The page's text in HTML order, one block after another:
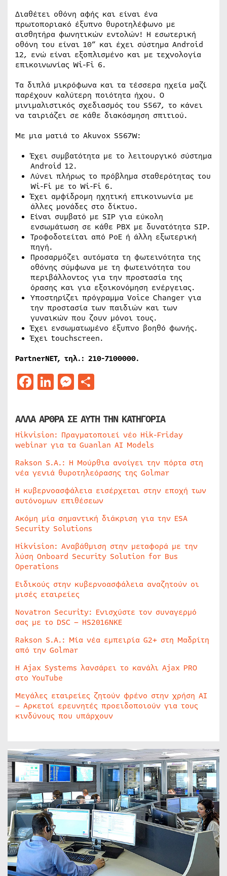
Διαθέτει οθόνη αφής και είναι ένα
πρωτοποριακό έξυπνο θυροτηλέφωνο με
αισθητήρα φωνητικών εντολών! Η εσωτερική
οθόνη του είναι 10” και έχει σύστημα Android
12, ενώ είναι εξοπλισμένο και με τεχνολογία
επικοινωνίας Wi-Fi 6.
Τα διπλά μικρόφωνα και τα τέσσερα ηχεία μαζί
παρέχουν καλύτερη ποιότητα ήχου. Ο
μινιμαλιστικός σχεδιασμός του S567, το κάνει
να ταιριάζει σε κάθε διακόσμηση σπιτιού.
Με μια ματιά το Akuvox S567W:
Έχει συμβατότητα με το λειτουργικό σύστημα
Android 12.
Λύνει πλήρως το πρόβλημα σταθερότητας του
Wi-Fi με το Wi-Fi 6.
Έχει αμφίδρομη ηχητική επικοινωνία με
άλλες μονάδες στο δίκτυο.
Είναι συμβατό με SIP για εύκολη
ενσωμάτωση σε κάθε PBX με δυνατότητα SIP.
Τροφοδοτείται από PoE ή άλλη εξωτερική
πηγή.
Προσαρμόζει αυτόματα τη φωτεινότητα της
οθόνης σύμφωνα με τη φωτεινότητα του
περιβάλλοντος για την προστασία της
όρασης και για εξοικονόμηση ενέργειας.
Υποστηρίζει πρόγραμμα Voice Changer για
την προστασία των παιδιών και των
γυναικών που ζουν μόνοι τους.
Έχει ενσωματωμένο έξυπνο βοηθό φωνής.
Έχει touchscreen.
PartnerNET, τηλ.: 210-7100000.
Facebook
LinkedIn
Messenger
ΑΛΛΑ ΑΡΘΡΑ ΣΕ ΑΥΤΗ ΤΗΝ ΚΑΤΗΓΟΡΙΑ
Hikvision: Πραγματοποιεί νέο Hik-Friday
webinar για τα Guanlan AI Models
Rakson S.A.: Η Μούρθια ανοίγει την πόρτα στη
νέα γενιά θυροτηλεόρασης της Golmar
Η κυβερνοασφάλεια εισέρχεται στην εποχή των
αυτόνομων επιθέσεων
Ακόμη μία σημαντική διάκριση για την ESA
Security Solutions
Hikvision: Αναβάθμιση στην μεταφορά με την
λύση Onboard Security Solution for Bus
Operations
Ειδικούς στην κυβερνοασφάλεια αναζητούν οι
μισές εταιρείες
Novatron Security: Ενισχύστε τον συναγερμό
σας με το DSC – HS2016NKE
Rakson S.A.: Μία νέα εμπειρία G2+ στη Μαδρίτη
από την Golmar
Η Ajax Systems λανσάρει το κανάλι Ajax PRO
στο YouTube
Μεγάλες εταιρείες ζητούν φρένο στην χρήση AI
– Αρκετοί ερευνητές προειδοποιούν για τους
κινδύνους που υπάρχουν